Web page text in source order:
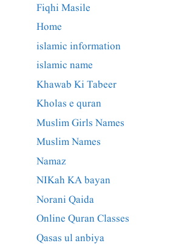
Fiqhi Masile
Home
islamic information
islamic name
Khawab Ki Tabeer
Kholas e quran
Muslim Girls Names
Muslim Names
Namaz
NIKah KA bayan
Norani Qaida
Online Quran Classes
Qasas ul anbiya